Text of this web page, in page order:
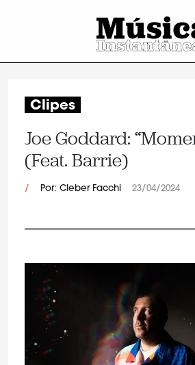
Clipes
Joe Goddard:
(Feat. Barrie)
/ Por: Cleber Facchi 23/04/2024